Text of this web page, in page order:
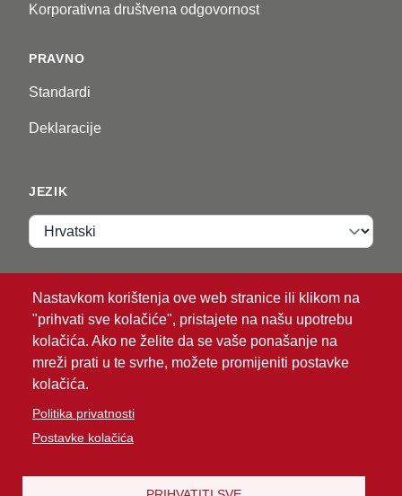
Korporativna društvena odgovornost
PRAVNO
Standardi
Deklaracije
Nastavkom korištenja ove web stranice ili klikom na
"prihvati sve kolačiće", pristajete na našu upotrebu
kolačića. Ako ne želite da se vaše ponašanje na
mreži prati u te svrhe, možete promijeniti postavke
kolačića.
Politika privatnosti
Postavke kolačića
JEZIK
Jezik
Prijava